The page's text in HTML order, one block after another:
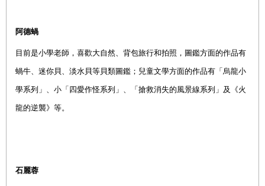
阿德蝸
目前是小學老師，喜歡大自然、背包旅行和拍照，圖鑑方面的作品有
蝸牛、迷你貝、淡水貝等貝類圖鑑；兒童文學方面的作品有 「烏龍小
學系列 」 、小 「四愛作怪系列 」 「搶救消失的風景線系列 」 及 《火
龍的逆襲》 等。
石麗蓉